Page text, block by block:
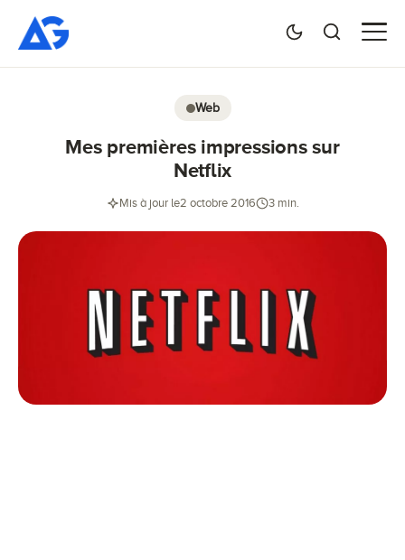
Web
Mes premières impressions sur
Netflix
Mis à jour le2 octobre 2016 3 min.